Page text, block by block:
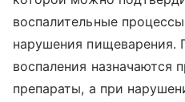
воспалительные
нарушения пищеварения.
воспаления назначаются
препараты, а при